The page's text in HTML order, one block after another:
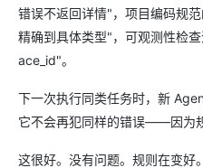
错误不返回详情"，项目编码规
精确到具体类型"，可观测性检
ace_id"。
下一次执行同类任务时，新
它不会再犯同样的错误——因为
这很好。没有问题。规则在变好。